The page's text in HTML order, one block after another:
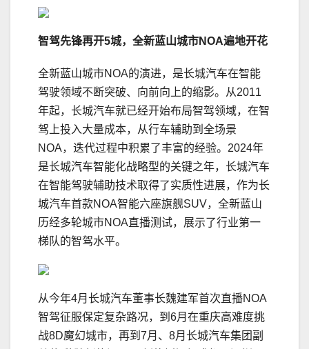
智驾先锋再开5城，全新蓝山城市NOA遍地开花
全新蓝山城市NOA的演进，是长城汽车在智能
驾驶领域不断突破、向前向上的缩影。从2011
年起，长城汽车就已经开始布局智驾领域，在智
驾上投入大量成本，从行车辅助到全场景
NOA，迭代过程中积累了丰富的经验。2024年
是长城汽车智能化战略型的关键之年，长城汽车
在智能驾驶辅助技术取得了实质性进展，作为长
城汽车首款NOA智能六座旗舰SUV，全新蓝山
历经多轮城市NOA直播测试，展示了行业第一
梯队的智驾水平。
从今年4月长城汽车董事长魏建军首次直播NOA
智驾征服保定复杂路况，到6月在重庆高难度挑
战8D魔幻城市，再到7月、8月长城汽车集团副